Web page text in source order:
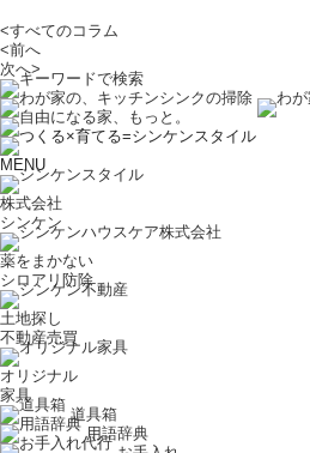
<すべてのコラム
<前へ
次へ>
MENU
株式会社
シンケン
薬をまかない
シロアリ防除
土地探し
不動産売買
オリジナル
家具
道具箱
用語辞典